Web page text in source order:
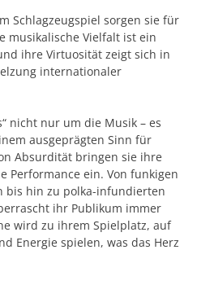
Schlagzeugspiel sorgen sie für
musikalische Vielfalt ist ein
ihre Virtuosität zeigt sich in
internationaler
nicht nur um die Musik – es
ausgeprägten Sinn für
Absurdität bringen sie ihre
Performance ein. Von funkigen
bis hin zu polka-infundierten
ihr Publikum immer
wird zu ihrem Spielplatz, auf
Energie spielen, was das Herz